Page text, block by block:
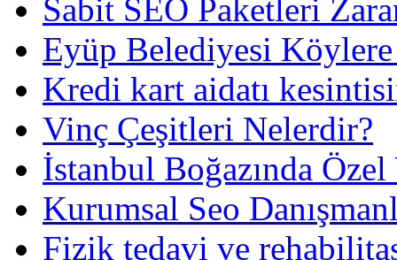
Sabit SEO Paketleri
Eyüp Belediyesi
Kredi kart aidatı
Vinç Çeşitleri Nelerdir?
İstanbul Boğazında
Kurumsal Seo
Fizik tedavi ve